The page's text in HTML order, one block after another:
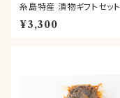
糸島特産 漬物ギフトセット
¥3,300